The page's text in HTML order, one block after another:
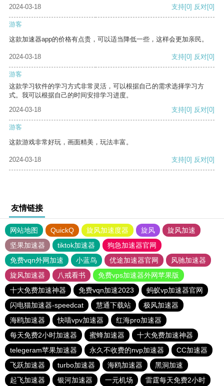
2024-03-18 支持[0] 反对[0]
游客
这款加速器app的价格有点贵，可以适当降低一些，这样会更加亲民。
2024-03-18 支持[0] 反对[0]
游客
这款学习软件的学习方式非常灵活，可以根据自己的需求选择学习方
式。我可以根据自己的时间安排学习进度。
2024-03-18
支持[0] 反对[0]
游客
这款游戏非常好玩，画面精美，玩法丰富。
2024-03-18 支持[0] 反对[0]
友情链接
网站地图 QuickQ 旋风加速度器 旋风
旋风加速
坚果加速器
tiktok加速器
狗急加速器官网
免费vqn外网加速
小蓝鸟 优途加速器官网
风驰加速器
旋风加速器
八戒看书
免费vps加速器外网苹果版
十大免费加速神器
免费vqn加速2023
蚂蚁vp加速器官网
闪电猫加速器-speedcat
慧通下载站
极风加速器
海鸥加速器
快喵vpv加速器
红海pro加速器
每天免费2小时加速器
蜜蜂加速器
十大免费加速神器
telegeram苹果加速器
永久不收费的nvp加速器
CC加速器
飞跃加速器
turbo加速器 海鸥加速器
黑洞加速
起飞加速器
银河加速器 一元机场 雷霆每天免费2小时